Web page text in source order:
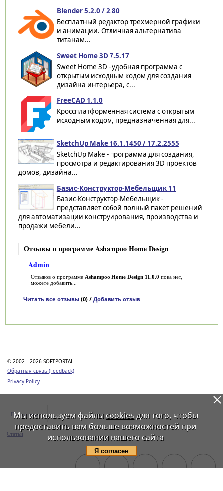
Blender 5.2.0 / 2.80
Бесплатный редактор трехмерной графики
и анимации. Отличная альтернатива
титанам...
Sweet Home 3D 7.5.17
Sweet Home 3D - удобная программа с
открытым исходным кодом для создания
дизайна интерьера, с...
FreeCAD 1.1.0
Кроссплатформенная система с открытым
исходным кодом, предназначенная для...
SketchUp Make 16.1.1450 / 17.2.2555
SketchUp Make - программа для создания,
просмотра и редактирования 3D проектов
домов, дизайна...
Базис-Конструктор-Мебельщик 11
Базис-Конструктор-Мебельщик -
представляет собой полный пакет решений
для автоматизации конструирования, производства и
продажи мебели...
Отзывы о программе Ashampoo Home Design
Admin
Отзывов о программе Ashampoo Home Design 11.0.0 пока нет,
можете добавить...
Читать все отзывы(0) / Добавить отзыв
© 2002—2026 SOFTPORTAL
Обратная связь (Feedback)
Privacy Policy
Программы
Статьи
Мы используем файлы cookiesдля того, чтобы
предоставить вам больше возможностей при
использовании нашего сайта